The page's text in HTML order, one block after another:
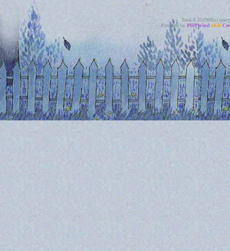
Total 0.252969(s)
Powered by PHPWind v6.0